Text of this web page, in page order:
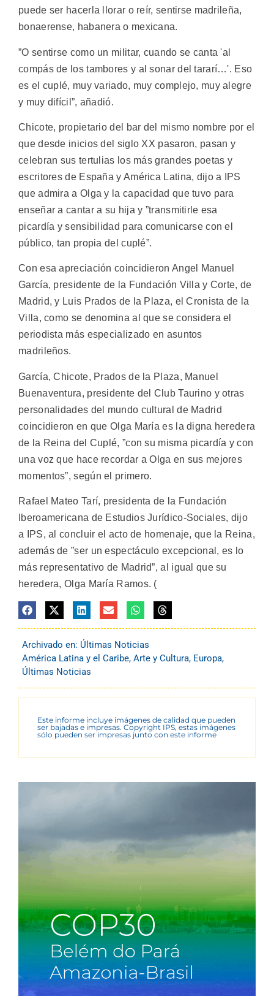
puede ser hacerla llorar o reír, sentirse madrileña,
bonaerense, habanera o mexicana.
”O sentirse como un militar, cuando se canta 'al
compás de los tambores y al sonar del tararí…'. Eso
es el cuplé, muy variado, muy complejo, muy alegre
y muy difícil”, añadió.
Chicote, propietario del bar del mismo nombre por el
que desde inicios del siglo XX pasaron, pasan y
celebran sus tertulias los más grandes poetas y
escritores de España y América Latina, dijo a IPS
que admira a Olga y la capacidad que tuvo para
enseñar a cantar a su hija y ”transmitirle esa
picardía y sensibilidad para comunicarse con el
público, tan propia del cuplé”.
Con esa apreciación coincidieron Angel Manuel
García, presidente de la Fundación Villa y Corte, de
Madrid, y Luis Prados de la Plaza, el Cronista de la
Villa, como se denomina al que se considera el
periodista más especializado en asuntos
madrileños.
García, Chicote, Prados de la Plaza, Manuel
Buenaventura, presidente del Club Taurino y otras
personalidades del mundo cultural de Madrid
coincidieron en que Olga María es la digna heredera
de la Reina del Cuplé, ”con su misma picardía y con
una voz que hace recordar a Olga en sus mejores
momentos”, según el primero.
Rafael Mateo Tarí, presidenta de la Fundación
Iberoamericana de Estudios Jurídico-Sociales, dijo
a IPS, al concluir el acto de homenaje, que la Reina,
además de ”ser un espectáculo excepcional, es lo
más representativo de Madrid”, al igual que su
heredera, Olga María Ramos. (
Archivado en: Últimas Noticias
América Latina y el Caribe, Arte y Cultura, Europa,
Últimas Noticias
Este informe incluye imágenes de calidad que pueden
ser bajadas e impresas. Copyright IPS, estas imágenes
sólo pueden ser impresas junto con este informe